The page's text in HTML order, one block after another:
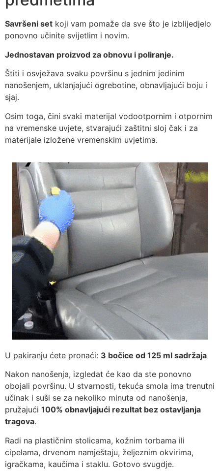
Savršeni set koji vam pomaže da sve što je izblijedjelo
ponovno učinite svijetlim i novim.
Jednostavan proizvod za obnovu i poliranje.
Štiti i osvježava svaku površinu s jednim jedinim
nanošenjem, uklanjajući ogrebotine, obnavljajući boju i
sjaj.
Osim toga, čini svaki materijal vodootpornim i otpornim
na vremenske uvjete, stvarajući zaštitni sloj čak i za
materijale izložene vremenskim uvjetima.
U pakiranju ćete pronaći: 3 bočice od 125 ml sadržaja
Nakon nanošenja, izgledat će kao da ste ponovno
obojali površinu. U stvarnosti, tekuća smola ima trenutni
učinak i suši se za nekoliko minuta od nanošenja,
pružajući 100% obnavljajući rezultat bez ostavljanja
tragova.
Radi na plastičnim stolicama, kožnim torbama ili
cipelama, drvenom namještaju, željeznim okvirima,
igračkama, kaučima i staklu. Gotovo svugdje.